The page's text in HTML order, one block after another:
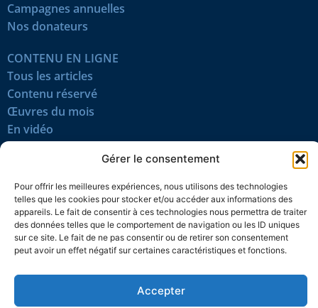
Gérer le consentement
Pour offrir les meilleures expériences, nous utilisons des technologies
telles que les cookies pour stocker et/ou accéder aux informations des
appareils. Le fait de consentir à ces technologies nous permettra de traiter
des données telles que le comportement de navigation ou les ID uniques
sur ce site. Le fait de ne pas consentir ou de retirer son consentement
peut avoir un effet négatif sur certaines caractéristiques et fonctions.
Accepter
Campagnes annuelles
Nos donateurs
CONTENU EN LIGNE
Tous les articles
Contenu réservé
Œuvres du mois
En vidéo
SUIVEZ-NOUS